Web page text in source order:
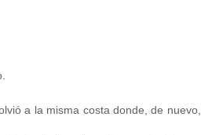
a la misma costa donde, de